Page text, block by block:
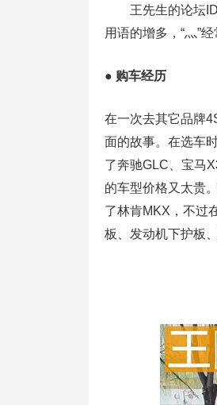
王先生的论坛ID
用语的增多，“灬”
● 购车经历
在一次去其它品牌
面的故事。在选车
了奔驰GLC、宝马
的车型价格又太贵
了林肯MKX，不过
板、发动机下护板